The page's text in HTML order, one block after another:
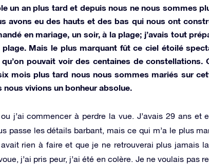
un an plus tard et depuis nous ne nous sommes
avons eu des hauts et des bas qui nous ont
en mariage, un soir, à la plage; j’avais tout
Mais le plus marquant fût ce ciel étoilé
pouvait voir des centaines de constellations.
mois plus tard nous nous sommes mariés sur
nous vivions un bonheur absolue.
j’ai commencer à perdre la vue. J’avais 29 ans et
passe les détails barbant, mais ce qui m’a le plus
avait rien à faire et que je ne retrouverai plus jamais
j’ai pris peur, j’ai été en colère. Je ne voulais